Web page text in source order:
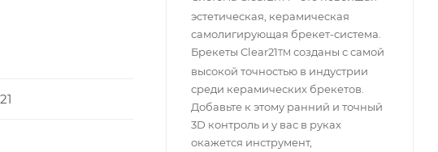
эстетическая, керамическая
самолигирующая брекет-система.
Брекеты Clear21TM созданы с самой
высокой точностью в индустрии
среди керамических брекетов.
Добавьте к этому ранний и точный
3D контроль и у вас в руках
окажется инструмент,